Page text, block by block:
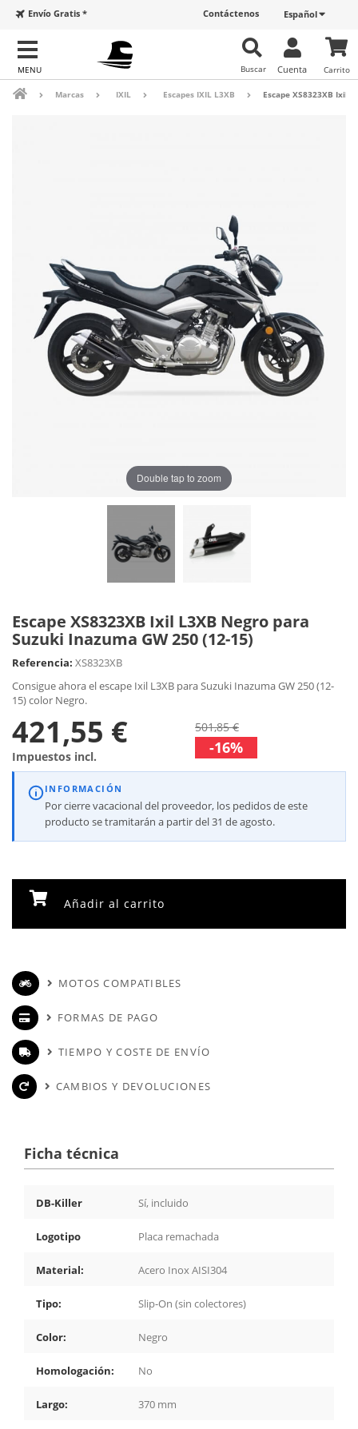
Español
Contáctenos
Envío Gratis *
Carrito
Cuenta
Buscar
Marcas IXIL Escapes IXIL L3XB Escape XS8323XB Ixil
Double tap to zoom
Escape XS8323XB Ixil L3XB Negro para
Suzuki Inazuma GW 250 (12-15)
Referencia: XS8323XB
Consigue ahora el escape Ixil L3XB para Suzuki Inazuma GW 250 (12-
15) color Negro.
421,55 €
Impuestos incl.
501,85 €
-16%
INFORMACIÓN
Por cierre vacacional del proveedor, los pedidos de este
producto se tramitarán a partir del 31 de agosto.
Añadir al carrito
MOTOS COMPATIBLES
FORMAS DE PAGO
TIEMPO Y COSTE DE ENVÍO
CAMBIOS Y DEVOLUCIONES
Ficha técnica
DB-Killer Sí, incluido
Logotipo Placa remachada
Material: Acero Inox AISI304
Tipo: Slip-On (sin colectores)
Color: Negro
Homologación: No
Largo: 370 mm